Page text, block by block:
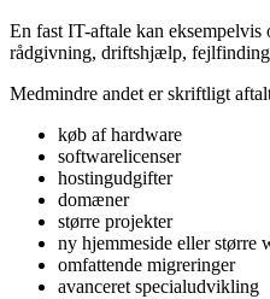
En fast IT-aftale kan
rådgivning, driftshjælp, fejlfinding
Medmindre andet er skriftligt
køb af hardware
softwarelicenser
hostingudgifter
domæner
større projekter
ny hjemmeside eller større
omfattende migreringer
avanceret specialudvikling